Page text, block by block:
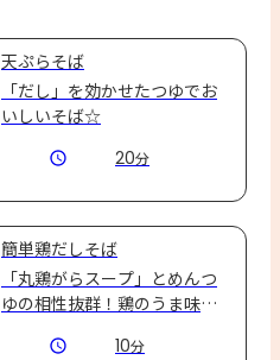
天ぷらそば
「だし」を効かせたつゆでお
いしいそば☆
20分
簡単鶏だしそば
「丸鶏がらスープ」とめんつ
ゆの相性抜群！鶏のうま味た
10分